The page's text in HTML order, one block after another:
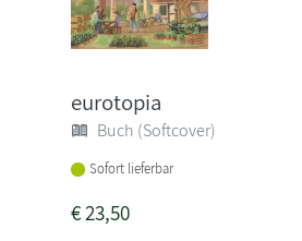
eurotopia
Buch (Softcover)
Sofort lieferbar
€23,50